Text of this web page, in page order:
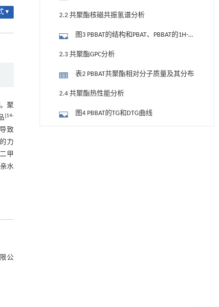
▾
。聚
[14-
致
力
甲
水
公
2.2 共聚酯核磁共振氢谱分析
图3 PBBAT的结构和PBAT、PBBAT的1H-
NMR谱图
2.3 共聚酯GPC分析
表2 PBBAT共聚酯相对分子质量及其分布
2.4 共聚酯热性能分析
图4 PBBAT的TG和DTG曲线